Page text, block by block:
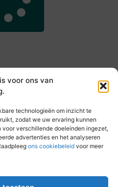
voor ons van
technologieën om inzicht te
zodat we uw ervaring kunnen
verschillende doeleinden ingezet,
advertenties en het analyseren
ons cookiebeleid voor meer
vandebeckenkamp.nl